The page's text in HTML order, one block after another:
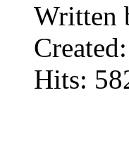
Written
Hits: